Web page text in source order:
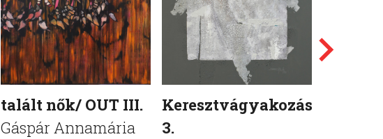
talált nők/ OUT III.
Gáspár Annamária
Keresztvágyakozások
3.